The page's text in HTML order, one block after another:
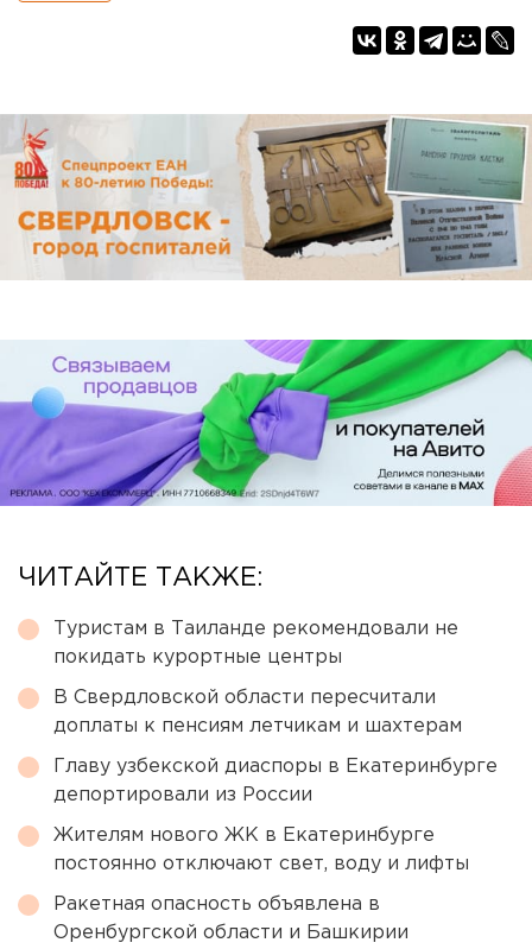
ЧИТАЙТЕ ТАКЖЕ:
Туристам в Таиланде рекомендовали не
покидать курортные центры
В Свердловской области пересчитали
доплаты к пенсиям летчикам и шахтерам
Главу узбекской диаспоры в Екатеринбурге
депортировали из России
Жителям нового ЖК в Екатеринбурге
постоянно отключают свет, воду и лифты
Ракетная опасность объявлена в
Оренбургской области и Башкирии